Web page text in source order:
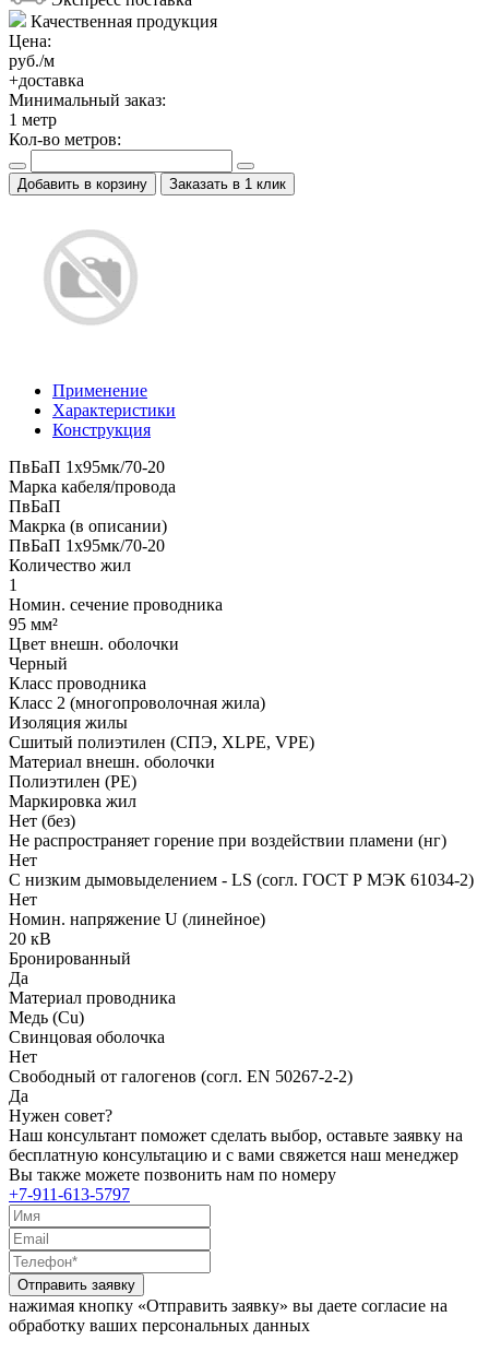
Качественная продукция
Цена:
руб./м
+доставка
Минимальный заказ:
1 метр
Кол-во метров:
Добавить в корзину Заказать в 1 клик
Применение
Характеристики
Конструкция
ПвБаП 1х95мк/70-20
Марка кабеля/провода
ПвБаП
Макрка (в описании)
ПвБаП 1х95мк/70-20
Количество жил
1
Номин. сечение проводника
95 мм²
Цвет внешн. оболочки
Черный
Класс проводника
Класс 2 (многопроволочная жила)
Изоляция жилы
Сшитый полиэтилен (СПЭ, XLPE, VPE)
Материал внешн. оболочки
Полиэтилен (PE)
Маркировка жил
Нет (без)
Не распространяет горение при воздействии пламени (нг)
Нет
С низким дымовыделением - LS (согл. ГОСТ Р МЭК 61034-2)
Нет
Номин. напряжение U (линейное)
20 кВ
Бронированный
Да
Материал проводника
Медь (Cu)
Свинцовая оболочка
Нет
Свободный от галогенов (согл. EN 50267-2-2)
Да
Нужен совет?
Наш консультант поможет сделать выбор, оставьте заявку на
бесплатную консультацию и с вами свяжется наш менеджер
Вы также можете позвонить нам по номеру
+7-911-613-5797
Отправить заявку
нажимая кнопку «Отправить заявку» вы даете согласие на
обработку ваших персональных данных